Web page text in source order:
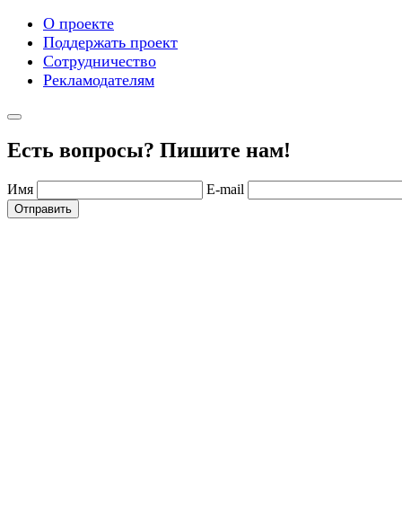
О проекте
Поддержать проект
Сотрудничество
Рекламодателям
Есть вопросы? Пишите нам!
Имя E-mail